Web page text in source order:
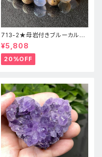
713-2★母岩付きブルーカルセ
ドニー【高品質】天然石ブレスレ
ットパワーストーン
¥5,808
20%OFF